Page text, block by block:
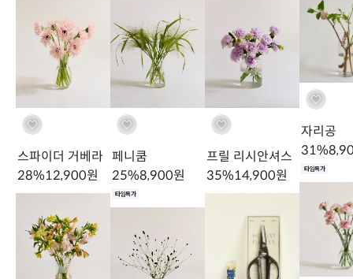
Care
이렇게 관리해요
화기의 1/3~1/2 지점의 높이까지 물을 담습니다.
02절화 수명연장제(플라워 푸드)를 넣습니다. (생략 가능하며 락스 한방울로 대
체 가능)
스파이더 거베라
28%12,900원
페니쿰
25%8,900원
타임특가
프릴 리시안셔스
35%14,900원
자리공
31%
타임특가